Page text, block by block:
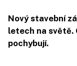
Nový stavební
letech na světě.
pochybují.